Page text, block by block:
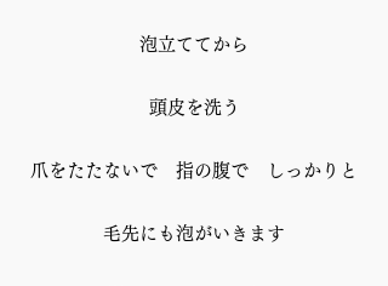
泡立ててから
頭皮を洗う
爪をたたないで 指の腹で しっかりと
毛先にも泡がいきます